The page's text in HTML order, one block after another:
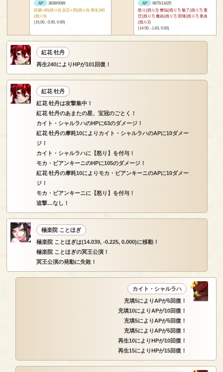
AP
3839/5089
回避+60(残り6) 反応+20(残り6) 再生240
(残り6)
(15.00, -0.50, 0.00)
AP
9875/11625
怒り(残り2) 懊悩(残り7) 魅了(残り7) 重
圧(残り7) 魔凶(残り7) 雷陣(残り7) 業炎
(残り2)
(14.50, -1.63, 0.00)
紅花 牡丹
再生240によりHPが101回復！
紅花 牡丹
紅花 牡丹は攻撃集中！
紅花 牡丹のあまたの星、宝冠のごとく！
カイト・シャルラハのHPに63のダメージ！
紅花 牡丹の摩耗10によりカイト・シャルラハのAPに10ダメー
ジ！
カイト・シャルラハに【怒り】を付与！
モカ・ビアンキーニのHPに105のダメージ！
紅花 牡丹の摩耗10によりモカ・ビアンキーニのAPに10ダメー
ジ！
モカ・ビアンキーニに【怒り】を付与！
追撃…なし！
極楽院 ことほぎ
極楽院 ことほぎは(14.039, -0.225, 0.000)に移動！
極楽院 ことほぎの冥王公演！
冥王公演の発動に失敗！
カイト・シャルラハ
充填5によりAPが5回復！
充填10によりAPが10回復！
充填5によりAPが5回復！
充填5によりAPが5回復！
再生10によりHPが10回復！
再生15によりHPが15回復！